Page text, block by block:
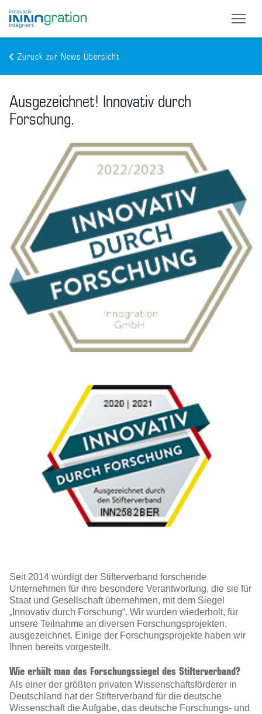
main
content
Zurück zur News-Übersicht
Ausgezeichnet! Innovativ durch
Forschung.
Seit 2014 würdigt der Stifterverband forschende
Unternehmen für ihre besondere Verantwortung, die sie für
Staat und Gesellschaft übernehmen, mit dem Siegel
„Innovativ durch Forschung“. Wir wurden wiederholt, für
unsere Teilnahme an diversen Forschungsprojekten,
ausgezeichnet. Einige der Forschungsprojekte haben wir
Ihnen bereits vorgestellt.
Wie erhält man das Forschungssiegel des Stifterverband?
Als einer der größten privaten Wissenschaftsförderer in
Deutschland hat der Stifterverband für die deutsche
Wissenschaft die Aufgabe, das deutsche Forschungs- und